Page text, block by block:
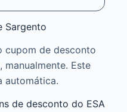
Sargento
cupom de desconto
manualmente. Este
automática.
de desconto do ESA